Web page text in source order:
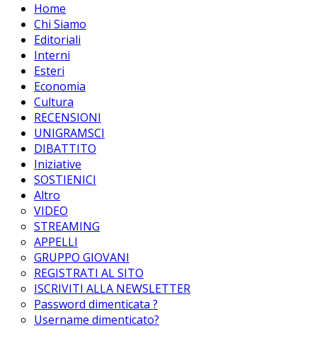
Home
Chi Siamo
Editoriali
Interni
Esteri
Economia
Cultura
RECENSIONI
UNIGRAMSCI
DIBATTITO
Iniziative
SOSTIENICI
Altro
VIDEO
STREAMING
APPELLI
GRUPPO GIOVANI
REGISTRATI AL SITO
ISCRIVITI ALLA NEWSLETTER
Password dimenticata ?
Username dimenticato?